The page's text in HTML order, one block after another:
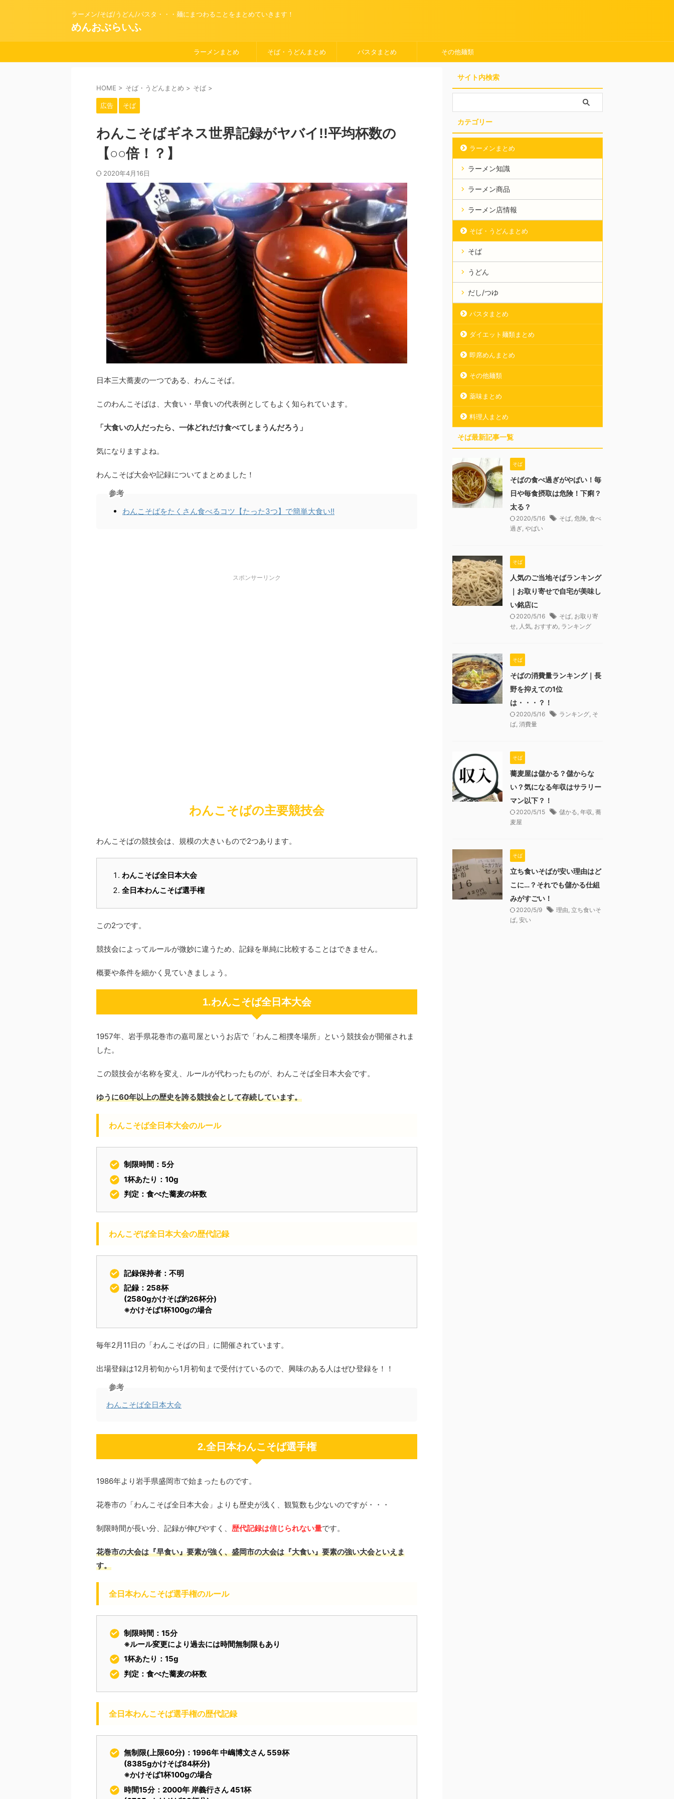
ラーメン/そば/うどん/パスタ・・・麺にまつわることをまとめていきます！
めんおぶらいふ
ラーメンまとめ そば・うどんまとめ パスタまとめ その他麺類
HOME > そば・うどんまとめ > そば >
広告 そば
わんこそばギネス世界記録がヤバイ!!平均杯数の
【○○倍！？】
2020年4月16日
日本三大蕎麦の一つである、わんこそば。
このわんこそばは、大食い・早食いの代表例としてもよく知られています。
「大食いの人だったら、一体どれだけ食べてしまうんだろう」
気になりますよね。
わんこそば大会や記録についてまとめました！
参考
わんこそばをたくさん食べるコツ【たった3つ】で簡単大食い!!
スポンサーリンク
わんこそばの主要競技会
わんこそばの競技会は、規模の大きいもので2つあります。
わんこそば全日本大会
全日本わんこそば選手権
この2つです。
競技会によってルールが微妙に違うため、記録を単純に比較することはできません。
概要や条件を細かく見ていきましょう。
1.わんこそば全日本大会
1957年、岩手県花巻市の嘉司屋というお店で「わんこ相撲冬場所」という競技会が開催されま
した。
この競技会が名称を変え、ルールが代わったものが、わんこそば全日本大会です。
ゆうに60年以上の歴史を誇る競技会として存続しています。
わんこそば全日本大会のルール
制限時間：5分
1杯あたり：10g
判定：食べた蕎麦の杯数
わんこぞば全日本大会の歴代記録
記録保持者：不明
記録：258杯
(2580gかけそば約26杯分)
※かけそば1杯100gの場合
毎年2月11日の「わんこそばの日」に開催されています。
出場登録は12月初旬から1月初旬まで受付けているので、興味のある人はぜひ登録を！！
参考
わんこそば全日本大会
2.全日本わんこそば選手権
1986年より岩手県盛岡市で始まったものです。
花巻市の「わんこそば全日本大会」よりも歴史が浅く、観覧数も少ないのですが・・・
制限時間が長い分、記録が伸びやすく、 歴代記録は信じられない量です。
花巻市の大会は『早食い』要素が強く、盛岡市の大会は『大食い』要素の強い大会といえま
す。
全日本わんこそば選手権のルール
制限時間：15分
※ルール変更により過去には時間無制限もあり
1杯あたり：15g
判定：食べた蕎麦の杯数
全日本わんこそば選手権の歴代記録
無制限(上限60分)：1996年 中嶋博文さん 559杯
(8385gかけそば84杯分)
※かけそば1杯100gの場合
時間15分：2000年 岸義行さん 451杯
サイト内検索
カテゴリー
ラーメンまとめ
ラーメン知識
ラーメン商品
ラーメン店情報
そば・うどんまとめ
そば
うどん
だし/つゆ
パスタまとめ
ダイエット麺類まとめ
即席めんまとめ
その他麺類
薬味まとめ
料理人まとめ
そば最新記事一覧
そば
そばの食べ過ぎがやばい！毎
日や毎食摂取は危険！下痢？
太る？
2020/5/16 そば, 危険, 食べ
過ぎ, やばい
そば
人気のご当地そばランキング
｜お取り寄せで自宅が美味し
い銘店に
2020/5/16 そば, お取り寄
せ, 人気, おすすめ, ランキング
そば
そばの消費量ランキング｜長
野を抑えての1位
は・・・？！
2020/5/16 ランキング, そ
ば, 消費量
そば
蕎麦屋は儲かる？儲からな
い？気になる年収はサラリー
マン以下？！
2020/5/15 儲かる, 年収, 蕎
麦屋
そば
立ち食いそばが安い理由はど
こに…？それでも儲かる仕組
みがすごい！
2020/5/9 理由, 立ち食いそ
ば, 安い